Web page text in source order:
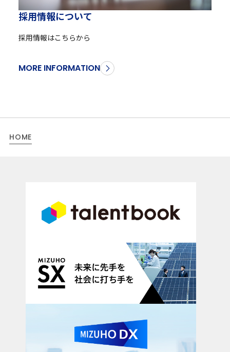
採用情報について
採用情報はこちらから
MORE INFORMATION
HOME